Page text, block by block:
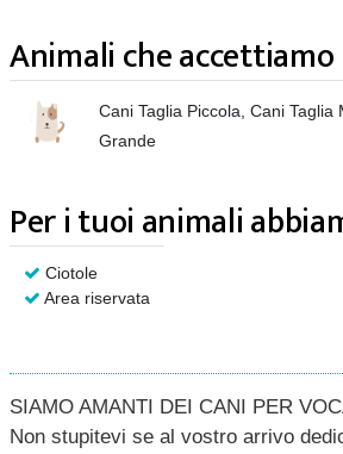
Animali che accettiamo
Cani Taglia Piccola, Cani Taglia
Grande
Per i tuoi animali
Ciotole
Area riservata
SIAMO AMANTI DEI CANI PER
Non stupitevi se al vostro arrivo